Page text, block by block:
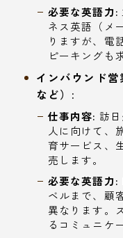
必要な英語力:
ネス英語（メ
りますが、電
ピーキングも
インバウンド
など）:
仕事内容: 訪
人に向けて、
育サービス、
売します。
必要な英語力:
ベルまで、顧
異なります。
るコミュニケ